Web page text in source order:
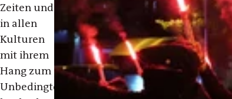
Zeiten und
in allen
Kulturen
mit ihrem
Hang zum
Unbedingten